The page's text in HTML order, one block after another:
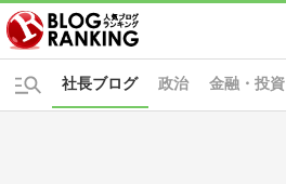
政治 金融・投資
社長ブログ